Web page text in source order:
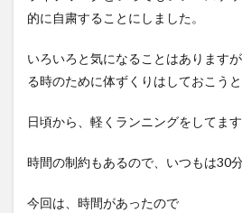
的に自粛することにしました。
いろいろと気になることはあります
る時のために体ずくりはしておこうと
日頃から、軽くランニングをしてます
時間の制約もあるので、いつもは30
今回は、時間があったので